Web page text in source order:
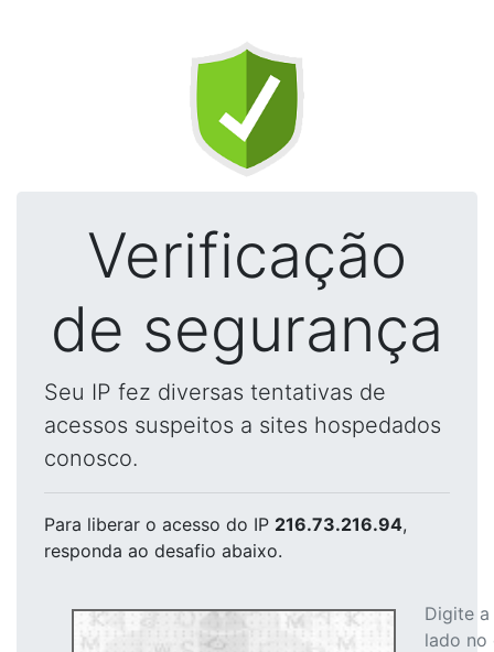
Verificação
de segurança
Seu IP fez diversas tentativas de
acessos suspeitos a sites hospedados
conosco.
Para liberar o acesso do IP 216.73.216.94,
responda ao desafio abaixo.
Digite
lado no